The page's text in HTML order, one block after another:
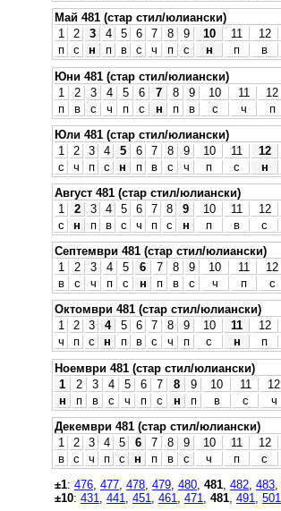
Май 481 (стар стил/юлиански)
1
2 3 4 5 6 7 8 9 10 11 12
п
с н п в с ч п с н п в
Юни 481 (стар стил/юлиански)
1
2 3 4 5 6 7 8 9 10 11 12
п
в с ч п с н п в с ч п
Юли 481 (стар стил/юлиански)
1
2 3 4 5 6 7 8 9 10 11 12
с
ч п с н п в с ч п с н
Август 481 (стар стил/юлиански)
1
2 3 4 5 6 7 8 9 10 11 12
с
н п в с ч п с н п в с
Септември 481 (стар стил/юлиански)
1
2 3 4 5 6 7 8 9 10 11 12
в
с ч п с н п в с ч п с
Октомври 481 (стар стил/юлиански)
1
2 3 4 5 6 7 8 9 10 11 12
ч
п с н п в с ч п с н п
Ноември 481 (стар стил/юлиански)
1
2 3 4 5 6 7 8 9 10 11 12
н
п в с ч п с н п в с ч
Декември 481 (стар стил/юлиански)
1
2 3 4 5 6 7 8 9 10 11 12
в
с ч п с н п в с ч п с
±1: 476 477 478 479 480 481 482 483
±10: 431 441 451 461 471 481 491 501